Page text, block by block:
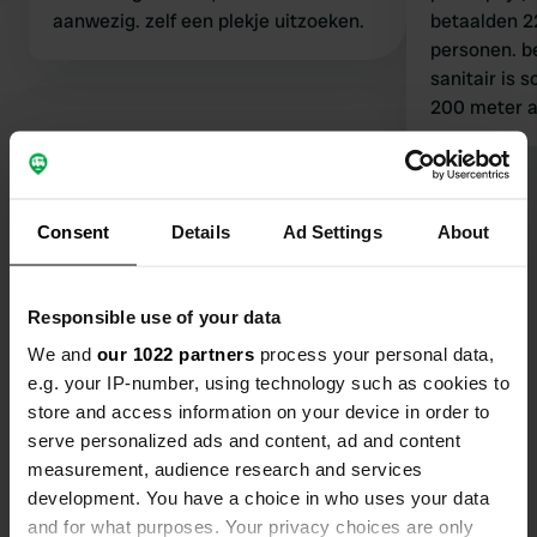
Consent Details Ad Settings About
Responsible use of your data
We and our 1022 partners process your personal data,
e.g. your IP-number, using technology such as cookies to
store and access information on your device in order to
serve personalized ads and content, ad and content
measurement, audience research and services
development. You have a choice in who uses your data
and for what purposes. Your privacy choices are only
aanwezig. zelf een plekje uitzoeken.
betaalden
personen. beheerder is vriendelijk
sanitair is
200 meter
7 uur het
dorp lijkt
de zomer
Contact
Locatie